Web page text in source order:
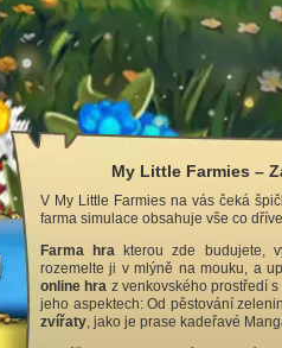
My Little Farmies –
V My Little Farmies na vás čeká
farma simulace obsahuje vše co
Farma hra kterou zde budujete,
rozemelte ji v mlýně na mouku, a
online hra z venkovského prostředí
jeho aspektech: Od pěstování
zvířaty, jako je prase kadeřavé